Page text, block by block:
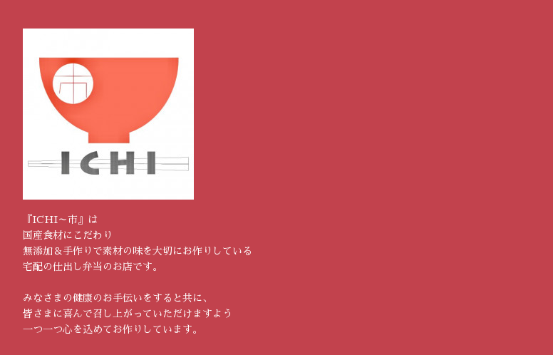
『ICHI～市』は
国産食材にこだわり
無添加＆手作りで素材の味を大切にお作りしている
宅配の仕出し弁当のお店です。
みなさまの健康のお手伝いをすると共に、
皆さまに喜んで召し上がっていただけますよう
一つ一つ心を込めてお作りしています。